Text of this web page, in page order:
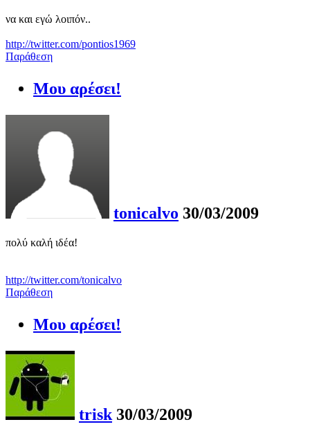
να και εγώ λοιπόν..
http://twitter.com/pontios1969
Παράθεση
Μου αρέσει!
tonicalvo 30/03/2009
πολύ καλή ιδέα!
http://twitter.com/tonicalvo
Παράθεση
Μου αρέσει!
trisk 30/03/2009